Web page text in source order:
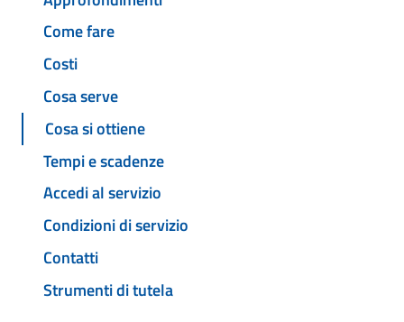
Come fare
Costi
Cosa serve
Cosa si ottiene
Tempi e scadenze
Accedi al servizio
Condizioni di servizio
Contatti
Strumenti di tutela